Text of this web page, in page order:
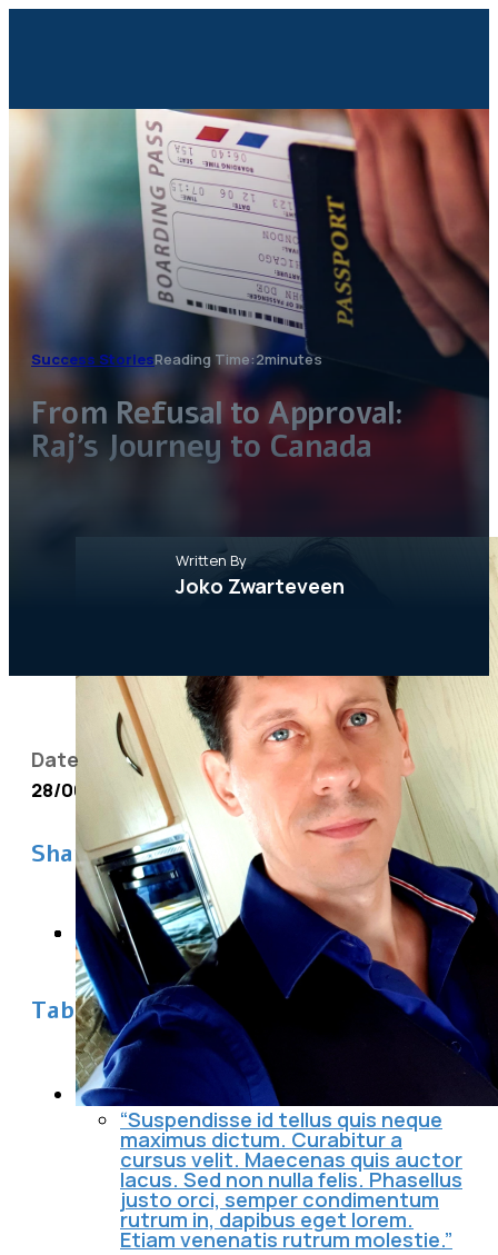
HOME
ABOUT
CONTACT
Success StoriesReading Time:2minutes
From Refusal to Approval:
Raj’s Journey to Canada
Written By
Joko Zwarteveen
Date
28/06/2025
Share This post
Table Of Content
Introduction
“Suspendisse id tellus quis neque
maximus dictum. Curabitur a
cursus velit. Maecenas quis auctor
lacus. Sed non nulla felis. Phasellus
justo orci, semper condimentum
rutrum in, dapibus eget lorem.
Etiam venenatis rutrum molestie.”